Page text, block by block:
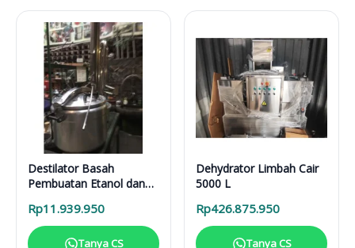
Destilator Basah
Pembuatan Etanol dan
Rp11.939.950
Tanya CS
Dehydrator Limbah Cair
5000 L
Rp426.875.950
Tanya CS